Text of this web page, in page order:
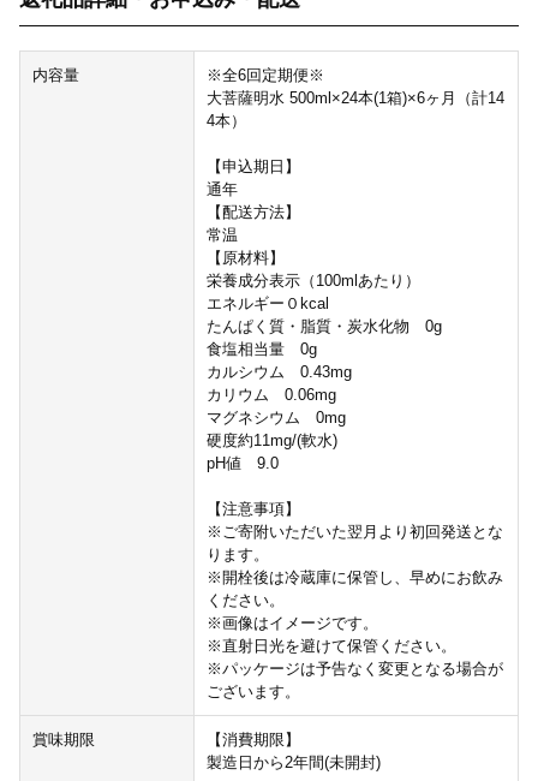
内容量
※全6回定期便※
大菩薩明水 500ml×24本(1箱)×6ヶ月（計14
4本）
【申込期日】
通年
【配送方法】
常温
【原材料】
栄養成分表示（100mlあたり）
エネルギー０kcal
たんぱく質・脂質・炭水化物 0g
食塩相当量 0g
カルシウム 0.43mg
カリウム 0.06mg
マグネシウム 0mg
硬度約11mg/(軟水)
pH値 9.0
【注意事項】
※ご寄附いただいた翌月より初回発送とな
ります。
※開栓後は冷蔵庫に保管し、早めにお飲み
ください。
※画像はイメージです。
※直射日光を避けて保管ください。
※パッケージは予告なく変更となる場合が
ございます。
賞味期限
【消費期限】
製造日から2年間(未開封)